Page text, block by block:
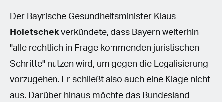
Der Bayrische Gesundheitsminister Klaus
Holetschekverkündete, dass Bayern weiterhin
"alle rechtlich in Frage kommenden juristischen
Schritte" nutzen wird, um gegen die Legalisierung
vorzugehen. Er schließt also auch eine Klage nicht
aus. Darüber hinaus möchte das Bundesland